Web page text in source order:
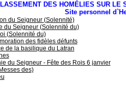
DES HOMÉLIES SUR LE
Site personnel
du Seigneur (Solennité)
du Seigneur (Solennité du)
(Solennité du)
des fidèles défunts
de la basilique du Latran
du Seigneur - Fête des Rois 6 janvier
des)